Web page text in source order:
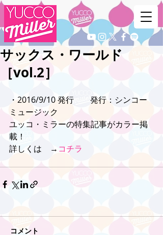
サックス・ワールド
［vol.2］
・2016/9/10 発行　　発行：シンコー
ミュージック
ユッコ・ミラーの特集記事がカラー掲
載！
詳しくは　→ コチラ
コメント